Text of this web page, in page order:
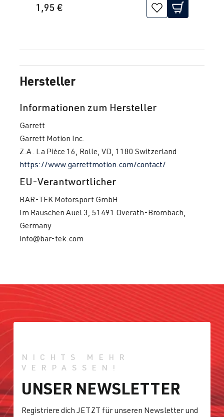
1,95 €
Hersteller
Informationen zum Hersteller
Garrett
Garrett Motion Inc.
Z.A. La Pièce 16, Rolle, VD, 1180 Switzerland
https://www.garrettmotion.com/contact/
EU-Verantwortlicher
BAR-TEK Motorsport GmbH
Im Rauschen Auel 3, 51491 Overath-Brombach,
Germany
info@bar-tek.com
NICHTS MEHR
VERPASSEN!
UNSER NEWSLETTER
Registriere dich JETZT für unseren Newsletter und